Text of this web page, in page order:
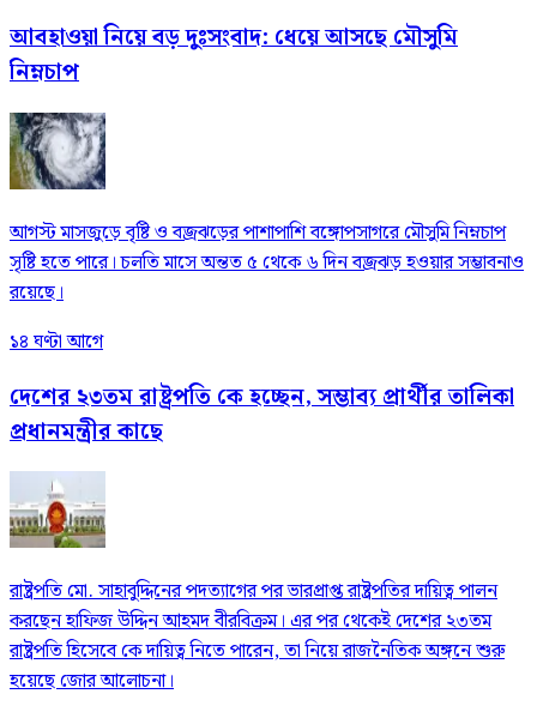
আবহাওয়া নিয়ে বড় দুঃসংবাদ: ধেয়ে আসছে মৌসুমি
নিম্নচাপ
আগস্ট মাসজুড়ে বৃষ্টি ও বজ্রঝড়ের পাশাপাশি বঙ্গোপসাগরে মৌসুমি নিম্নচাপ
সৃষ্টি হতে পারে। চলতি মাসে অন্তত ৫ থেকে ৬ দিন বজ্রঝড় হওয়ার সম্ভাবনাও
রয়েছে।
১৪ ঘণ্টা আগে
দেশের ২৩তম রাষ্ট্রপতি কে হচ্ছেন, সম্ভাব্য প্রার্থীর তালিকা
প্রধানমন্ত্রীর কাছে
রাষ্ট্রপতি মো. সাহাবুদ্দিনের পদত্যাগের পর ভারপ্রাপ্ত রাষ্ট্রপতির দায়িত্ব পালন
করছেন হাফিজ উদ্দিন আহমদ বীরবিক্রম। এর পর থেকেই দেশের ২৩তম
রাষ্ট্রপতি হিসেবে কে দায়িত্ব নিতে পারেন, তা নিয়ে রাজনৈতিক অঙ্গনে শুরু
হয়েছে জোর আলোচনা।